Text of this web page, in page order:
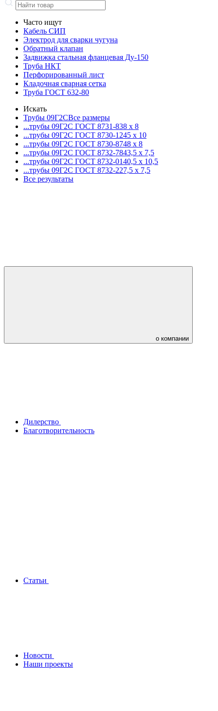
Часто ищут
Кабель СИП
Электрод для сварки чугуна
Обратный клапан
Задвижка стальная фланцевая Ду-150
Труба НКТ
Перфорированный лист
Кладочная сварная сетка
Труба ГОСТ 632-80
Искать
Трубы 09Г2СВсе размеры
...трубы 09Г2С ГОСТ 8731-838 x 8
...трубы 09Г2С ГОСТ 8730-1245 x 10
...трубы 09Г2С ГОСТ 8730-8748 x 8
...трубы 09Г2С ГОСТ 8732-7843,5 x 7,5
...трубы 09Г2С ГОСТ 8732-0140,5 x 10,5
...трубы 09Г2С ГОСТ 8732-227,5 x 7,5
Все результаты
о компании
Дилерство
Благотворительность
Статьи
Новости
Наши проекты